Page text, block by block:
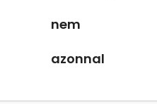
nem
azonnal